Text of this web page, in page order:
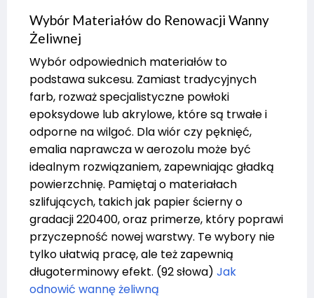
Wybór Materiałów do Renowacji Wanny
Żeliwnej
Wybór odpowiednich materiałów to
podstawa sukcesu. Zamiast tradycyjnych
farb, rozważ specjalistyczne powłoki
epoksydowe lub akrylowe, które są trwałe i
odporne na wilgoć. Dla wiór czy pęknięć,
emalia naprawcza w aerozolu może być
idealnym rozwiązaniem, zapewniając gładką
powierzchnię. Pamiętaj o materiałach
szlifujących, takich jak papier ścierny o
gradacji 220400, oraz primerze, który poprawi
przyczepność nowej warstwy. Te wybory nie
tylko ułatwią pracę, ale też zapewnią
długoterminowy efekt. (92 słowa) Jak
odnowić wannę żeliwną